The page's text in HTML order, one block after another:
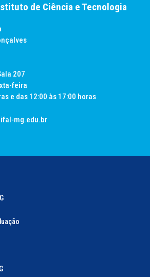
de Ciência e Tecnologia
207
feira
e das 12:00 às 17:00 horas
mg.edu.br